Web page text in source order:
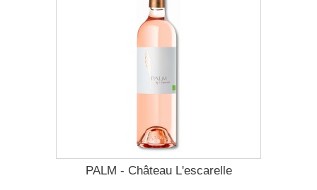
PALM - Château L'escarelle